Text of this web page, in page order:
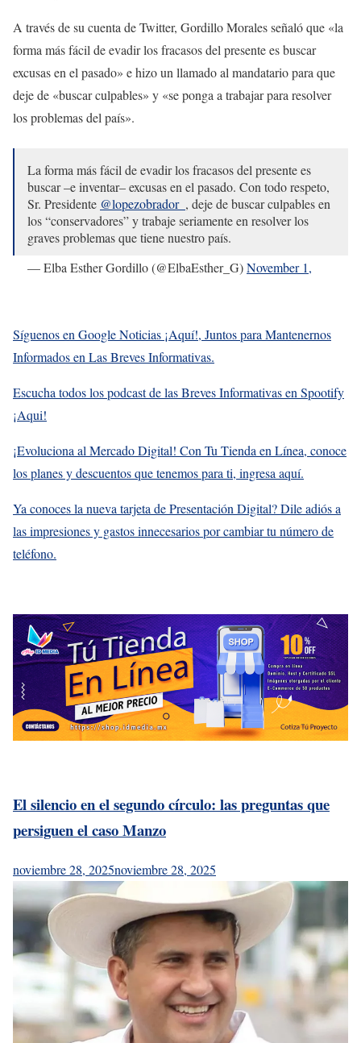
A través de su cuenta de Twitter, Gordillo Morales señaló que «la
forma más fácil de evadir los fracasos del presente es buscar
excusas en el pasado» e hizo un llamado al mandatario para que
deje de «buscar culpables» y «se ponga a trabajar para resolver
los problemas del país».
La forma más fácil de evadir los fracasos del presente es
buscar –e inventar– excusas en el pasado. Con todo respeto,
Sr. Presidente @lopezobrador_ , deje de buscar culpables en
los “conservadores” y trabaje seriamente en resolver los
graves problemas que tiene nuestro país.
— Elba Esther Gordillo (@ElbaEsther_G)November 1,
Síguenos en Google Noticias ¡Aquí!, Juntos para Mantenernos
Informados en Las Breves Informativas.
Escucha todos los podcast de las Breves Informativas en Spootify
¡Aqui!
¡Evoluciona al Mercado Digital! Con Tu Tienda en Línea, conoce
los planes y descuentos que tenemos para ti, ingresa aquí.
Ya conoces la nueva tarjeta de Presentación Digital? Dile adiós a
las impresiones y gastos innecesarios por cambiar tu número de
teléfono.
El silencio en el segundo círculo: las preguntas que
persiguen el caso Manzo
noviembre 28, 2025noviembre 28, 2025